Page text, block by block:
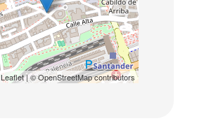
Leaflet| ©OpenStreetMapcontributors